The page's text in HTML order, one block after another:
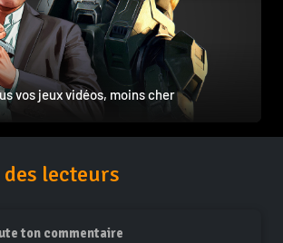
vos jeux vidéos, moins cher
des lecteurs
ton commentaire